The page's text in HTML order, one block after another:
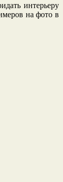
интерьеру
на фото в